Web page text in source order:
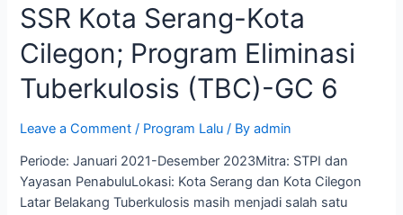
SSR Kota Serang-Kota
Cilegon; Program Eliminasi
Tuberkulosis (TBC)-GC 6
Leave a Comment / Program Lalu / Byadmin
Periode: Januari 2021-Desember 2023Mitra: STPI dan
Yayasan PenabuluLokasi: Kota Serang dan Kota Cilegon
Latar Belakang Tuberkulosis masih menjadi salah satu